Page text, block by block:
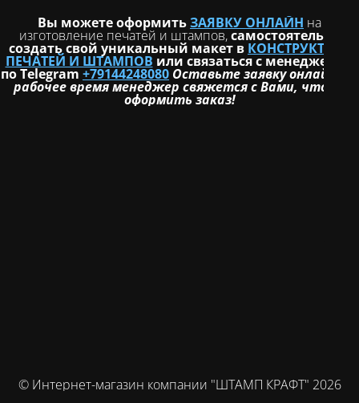
Вы можете оформитьЗАЯВКУ ОНЛАЙН на
изготовление печатей и штампов,самостоятельно
создать свой уникальный макет в КОНСТРУКТОРЕ
ПЕЧАТЕЙ И ШТАМПОВ или связаться с менеджером
по Telegram+79144248080 Оставьте заявку онлайн и в
рабочее время менеджер свяжется с Вами, чтобы
оформить заказ!
© Интернет-магазин компании "ШТАМП КРАФТ" 2026